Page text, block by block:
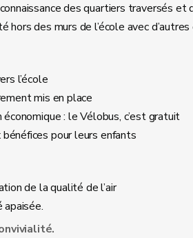
des quartiers traversés
hors des murs de l’école avec
l’école
mis en place
: le Vélobus, c’est gratuit
pour leurs enfants
de la qualité de l’air
apaisée.